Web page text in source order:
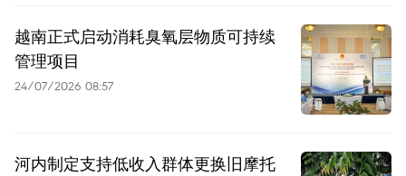
越南正式启动消耗臭氧层物质可持续
管理项目
24/07/2026 08:57
河内制定支持低收入群体更换旧摩托